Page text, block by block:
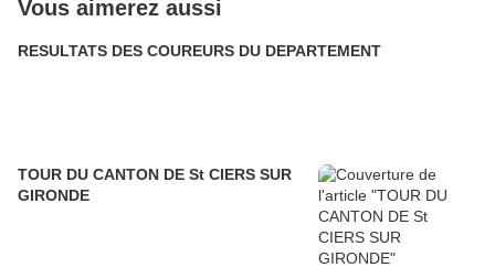
Vous aimerez aussi
RESULTATS DES COUREURS DU DEPARTEMENT
TOUR DU CANTON DE St CIERS SUR
GIRONDE